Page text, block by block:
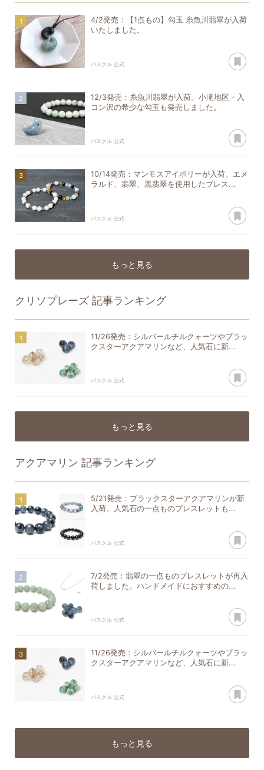
4/2発売：【1点もの】勾玉 糸魚川翡翠が入荷
いたしました。
パスクル 公式
12/3発売：糸魚川翡翠が入荷。小滝地区・入
コン沢の希少な勾玉も発売しました。
パスクル 公式
10/14発売：マンモスアイボリーが入荷。エメ
ラルド、翡翠、黒翡翠を使用したブレス...
パスクル 公式
もっと見る
クリソプレーズ 記事ランキング
11/26発売：シルバールチルクォーツやブラッ
クスターアクアマリンなど、人気石に新...
パスクル 公式
もっと見る
アクアマリン 記事ランキング
5/21発売：ブラックスターアクアマリンが新
入荷。人気石の一点ものブレスレットも...
パスクル 公式
7/2発売：翡翠の一点ものブレスレットが再入
荷しました。ハンドメイドにおすすめの...
パスクル 公式
11/26発売：シルバールチルクォーツやブラッ
クスターアクアマリンなど、人気石に新...
パスクル 公式
もっと見る